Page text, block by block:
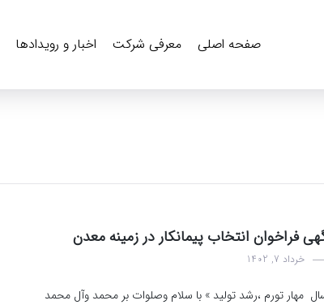
صفحه اصلی معرفی شرکت اخبار و رویدادها
فراخوان انتخاب پیمانکار در زمینه معدن
خرداد 7, 1402
مهار تورم ،رشد تولید » با سلام وصلوات بر محمد وآل محمد